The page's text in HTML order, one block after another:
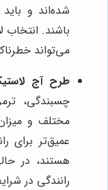
شده‌اند و
باشند.
می‌تواند
طرح آج
چسبندگی،
مختلف و
عمیق‌تر برای
هستند، در
رانندگی در